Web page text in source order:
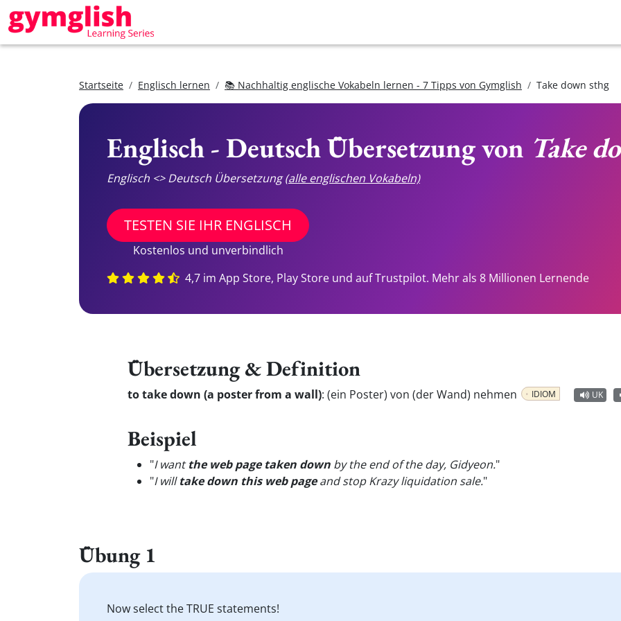
Startseite Englisch lernen 📚 Nachhaltig englische Vokabeln lernen - 7 Tipps von Gymglish Take down sthg
Englisch - Deutsch Übersetzung von Take
Englisch <> Deutsch Übersetzung(alle englischen Vokabeln)
TESTEN SIE IHR ENGLISCH
Kostenlos und unverbindlich
4,7 im App Store, Play Store und auf Trustpilot. Mehr als 8 Millionen Lernende
Übersetzung & Definition
to take down (a poster from a wall): (ein Poster) von (der Wand) nehmen IDIOM UK
Beispiel
"I wantthe web page taken down by the end of the day, Gidyeon."
"I willtake down this web pageand stop Krazy liquidation sale."
Übung 1
Now select the TRUE statements!